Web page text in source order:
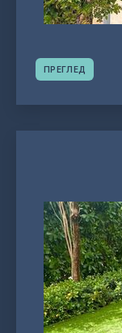
ПРЕГЛЕД